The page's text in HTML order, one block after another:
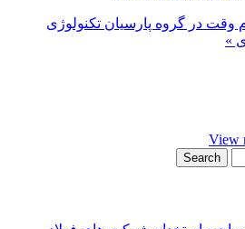
وقت در گروه پارسیان تکنولوژی
»
View